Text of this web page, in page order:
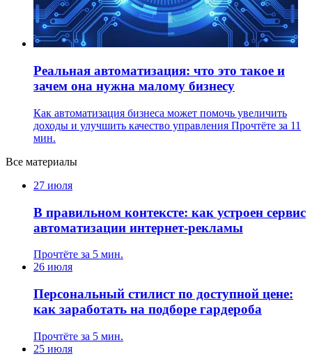
Реальная автоматизация: что это такое и
зачем она нужна малому бизнесу
Как автоматизация бизнеса может помочь увеличить
доходы и улучшить качество управления Прочтёте за 11
мин.
Все материалы
27 июля
В правильном контексте: как устроен сервис
автоматизации интернет-рекламы
Прочтёте за 5 мин.
26 июля
Персональный стилист по доступной цене:
как заработать на подборе гардероба
Прочтёте за 5 мин.
25 июля